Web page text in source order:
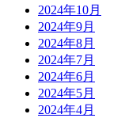
2024年10月
2024年9月
2024年8月
2024年7月
2024年6月
2024年5月
2024年4月